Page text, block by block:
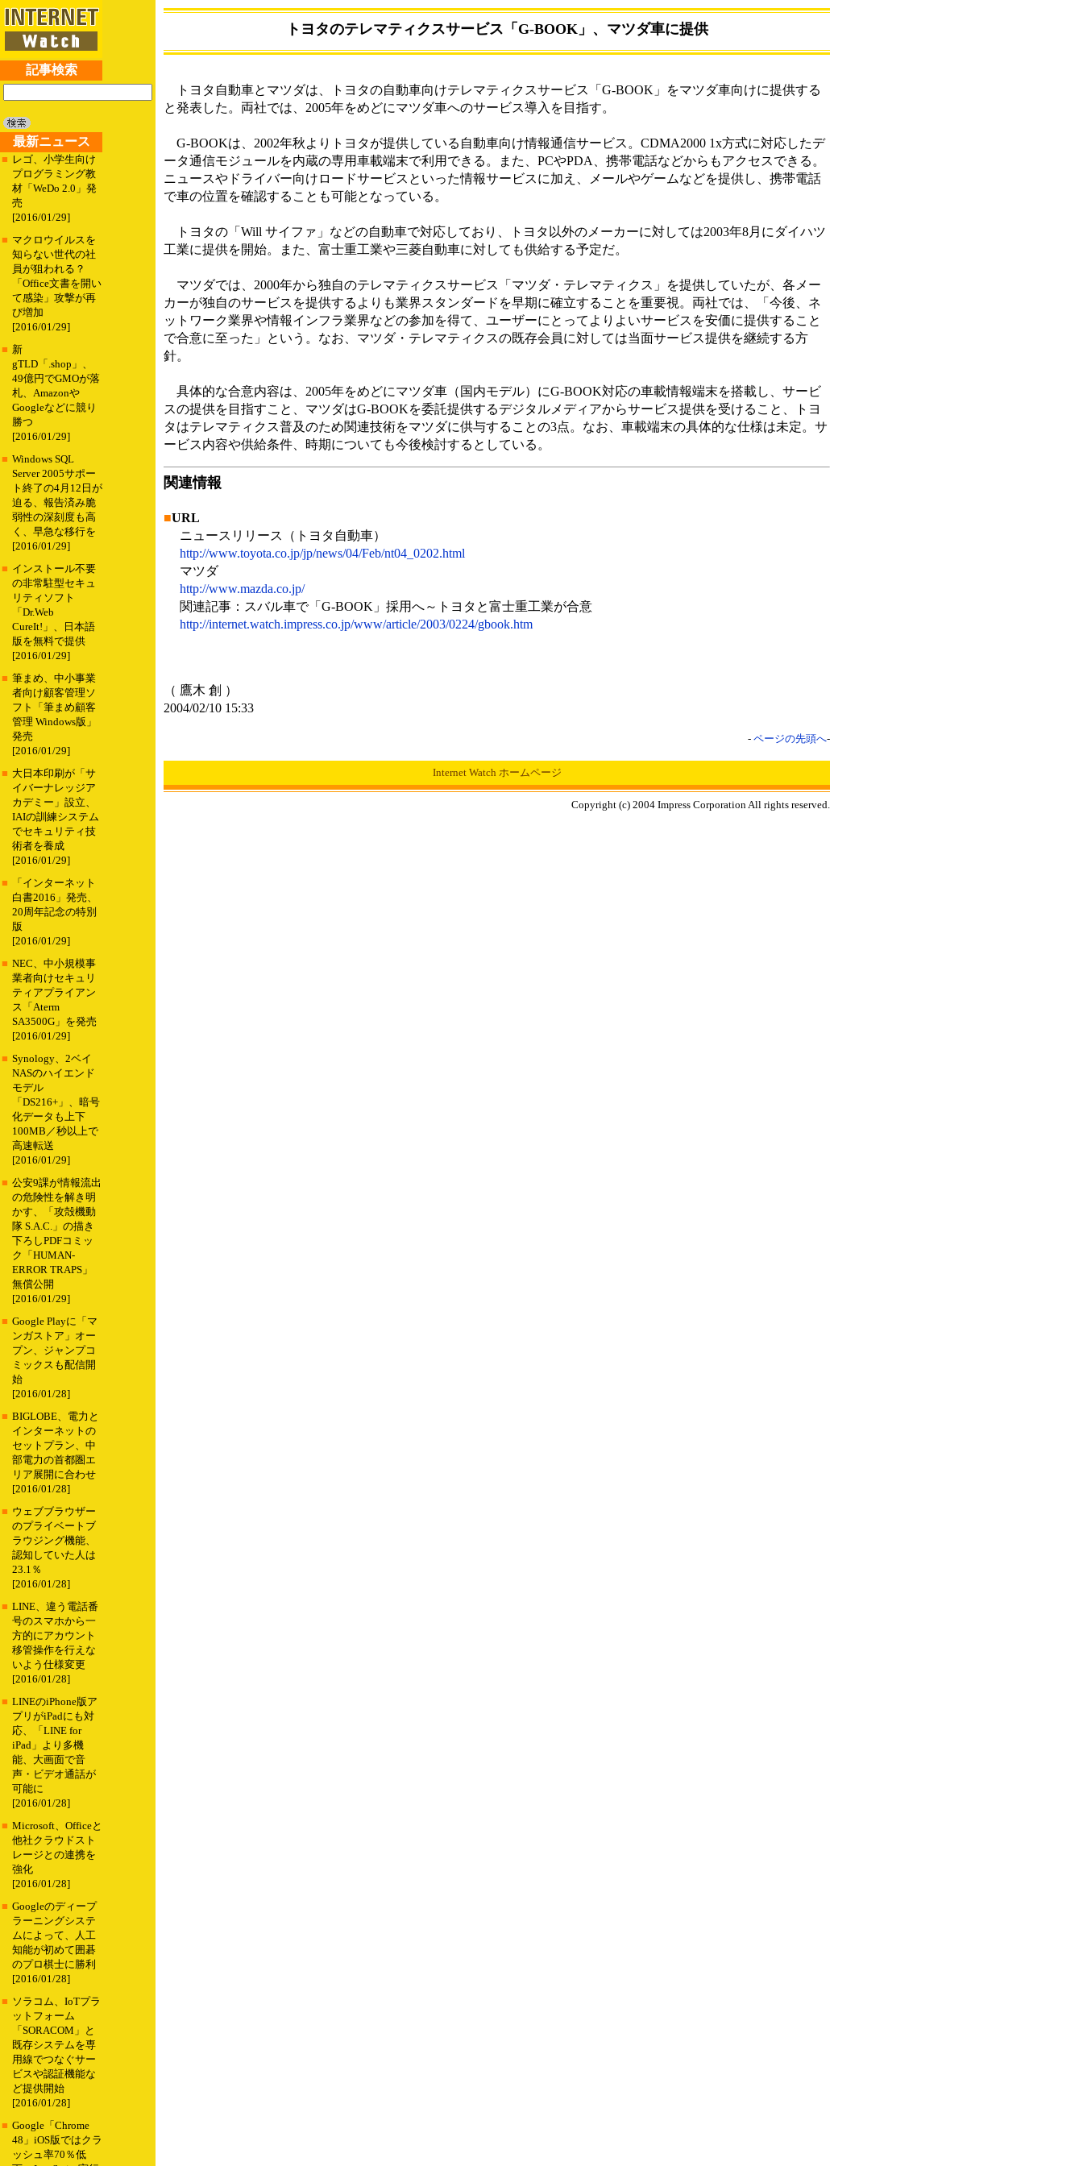
記事検索
最新ニュース
■ レゴ、小学生向け
プログラミング教
材「WeDo 2.0」発
売
[2016/01/29]
■ マクロウイルスを
知らない世代の社
員が狙われる？
「Office文書を開い
て感染」攻撃が再
び増加
[2016/01/29]
■ 新
gTLD「.shop」、
49億円でGMOが落
札、Amazonや
Googleなどに競り
勝つ
[2016/01/29]
■ Windows SQL
Server 2005サポー
ト終了の4月12日が
迫る、報告済み脆
弱性の深刻度も高
く、早急な移行を
[2016/01/29]
■ インストール不要
の非常駐型セキュ
リティソフト
「Dr.Web
CureIt!」、日本語
版を無料で提供
[2016/01/29]
■ 筆まめ、中小事業
者向け顧客管理ソ
フト「筆まめ顧客
管理 Windows版」
発売
[2016/01/29]
■ 大日本印刷が「サ
イバーナレッジア
カデミー」設立、
IAIの訓練システム
でセキュリティ技
術者を養成
[2016/01/29]
■
「インターネット
白書2016」発売、
20周年記念の特別
版
[2016/01/29]
■ NEC、中小規模事
業者向けセキュリ
ティアプライアン
ス「Aterm
SA3500G」を発売
[2016/01/29]
■ Synology、2ベイ
NASのハイエンド
モデル
「DS216+」、暗号
化データも上下
100MB／秒以上で
高速転送
[2016/01/29]
■ 公安9課が情報流出
の危険性を解き明
かす、「攻殻機動
隊 S.A.C.」の描き
下ろしPDFコミッ
ク「HUMAN-
ERROR TRAPS」
無償公開
[2016/01/29]
■ Google Playに「マ
ンガストア」オー
プン、ジャンプコ
ミックスも配信開
始
[2016/01/28]
■ BIGLOBE、電力と
インターネットの
セットプラン、中
部電力の首都圏エ
リア展開に合わせ
[2016/01/28]
■ ウェブブラウザー
のプライベートブ
ラウジング機能、
認知していた人は
23.1％
[2016/01/28]
■ LINE、違う電話番
号のスマホから一
方的にアカウント
移管操作を行えな
いよう仕様変更
[2016/01/28]
■ LINEのiPhone版ア
プリがiPadにも対
応、「LINE for
iPad」より多機
能、大画面で音
声・ビデオ通話が
可能に
[2016/01/28]
■ Microsoft、Officeと
他社クラウドスト
レージとの連携を
強化
[2016/01/28]
■ Googleのディープ
ラーニングシステ
ムによって、人工
知能が初めて囲碁
のプロ棋士に勝利
[2016/01/28]
■ ソラコム、IoTプラ
ットフォーム
「SORACOM」と
既存システムを専
用線でつなぐサー
ビスや認証機能な
ど提供開始
[2016/01/28]
■ Google「Chrome
48」iOS版ではクラ
ッシュ率70％低
トヨタのテレマティクスサービス「G-BOOK」、マツダ車に提供
トヨタ自動車とマツダは、トヨタの自動車向けテレマティクスサービス「G-BOOK」をマツダ車向けに提供する
と発表した。両社では、2005年をめどにマツダ車へのサービス導入を目指す。
G-BOOKは、2002年秋よりトヨタが提供している自動車向け情報通信サービス。CDMA2000 1x方式に対応したデ
ータ通信モジュールを内蔵の専用車載端末で利用できる。また、PCやPDA、携帯電話などからもアクセスできる。
ニュースやドライバー向けロードサービスといった情報サービスに加え、メールやゲームなどを提供し、携帯電話
で車の位置を確認することも可能となっている。
トヨタの「Will サイファ」などの自動車で対応しており、トヨタ以外のメーカーに対しては2003年8月にダイハツ
工業に提供を開始。また、富士重工業や三菱自動車に対しても供給する予定だ。
マツダでは、2000年から独自のテレマティクスサービス「マツダ・テレマティクス」を提供していたが、各メー
カーが独自のサービスを提供するよりも業界スタンダードを早期に確立することを重要視。両社では、「今後、ネ
ットワーク業界や情報インフラ業界などの参加を得て、ユーザーにとってよりよいサービスを安価に提供すること
で合意に至った」という。なお、マツダ・テレマティクスの既存会員に対しては当面サービス提供を継続する方
針。
具体的な合意内容は、2005年をめどにマツダ車（国内モデル）にG-BOOK対応の車載情報端末を搭載し、サービ
スの提供を目指すこと、マツダはG-BOOKを委託提供するデジタルメディアからサービス提供を受けること、トヨ
タはテレマティクス普及のため関連技術をマツダに供与することの3点。なお、車載端末の具体的な仕様は未定。サ
ービス内容や供給条件、時期についても今後検討するとしている。
関連情報
■URL
ニュースリリース（トヨタ自動車）
http://www.toyota.co.jp/jp/news/04/Feb/nt04_0202.html
マツダ
http://www.mazda.co.jp/
関連記事：スバル車で「G-BOOK」採用へ～トヨタと富士重工業が合意
http://internet.watch.impress.co.jp/www/article/2003/0224/gbook.htm
（ 鷹木 創 ）
2004/02/10 15:33
- ページの先頭へ-
Internet Watch ホームページ
Copyright (c) 2004 Impress Corporation All rights reserved.